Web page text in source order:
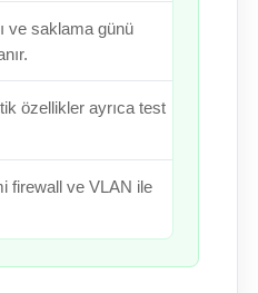
ve saklama günü
özellikler ayrıca test
firewall ve VLAN ile